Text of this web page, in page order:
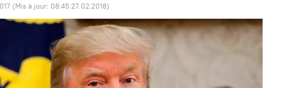
(Mis à jour: 08:45 27.02.2018)